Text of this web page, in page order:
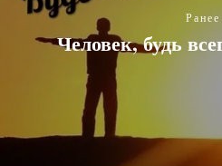
Ранее
Человек, будь